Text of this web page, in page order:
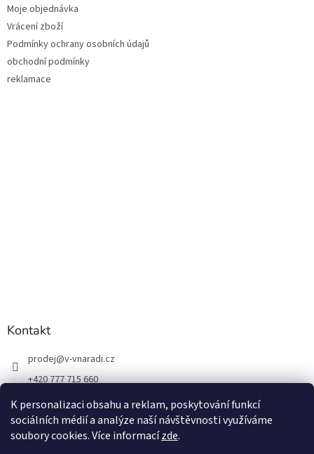
K personalizaci obsahu a reklam, poskytování funkcí
sociálních médií a analýze naší návštěvnosti využíváme
soubory cookies. Více informacízde.
Moje objednávka
Vrácení zboží
Podmínky ochrany osobních údajů
obchodní podmínky
reklamace
Kontakt
prodej@v-vnaradi.cz
+420 777 715 660